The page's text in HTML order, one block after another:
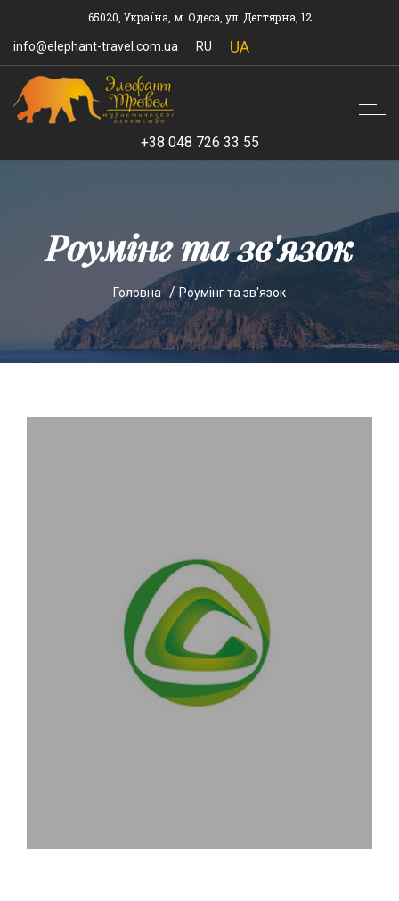
65020, Україна, м. Одеса, ул. Дегтярна, 12
info@elephant-travel.com.ua RU UA
+38 048 726 33 55
Роумінг та зв'язок
Головна Роумінг та зв'язок